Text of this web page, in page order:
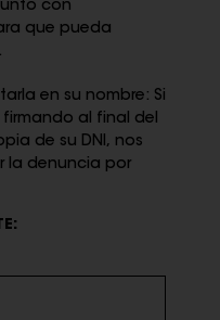
con
que pueda
en su nombre: Si
al final del
de su DNI, nos
la denuncia por